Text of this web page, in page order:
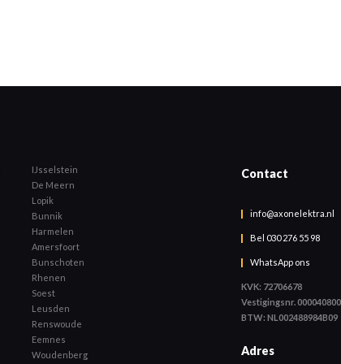
IJsselstein
De Meern
Lopik
Bunnik
Harmelen
Amersfoort
Bunschoten
Rhenen
Soest
Leusden
Renswoude
Eemnes
Woudenberg
Contact
info@axonelektra.nl
Bel 030 276 55 98
WhatsApp ons
KVK: 72706678
Vestigingsnr.
BTW: NL002488984B09
Adres